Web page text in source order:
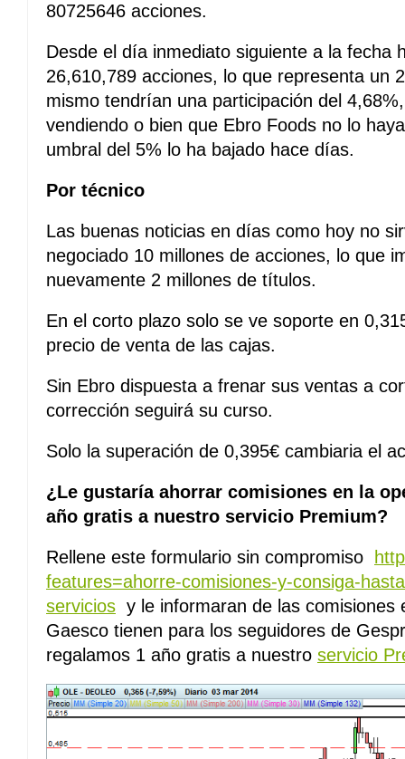
80725646 acciones.
Desde el día inmediato siguiente a la fecha
26,610,789 acciones, lo que representa un
mismo tendrían una participación del
vendiendo o bien que Ebro Foods no lo
umbral del 5% lo ha bajado hace días.
Por técnico
Las buenas noticias en días como hoy no
negociado 10 millones de acciones, lo que
nuevamente 2 millones de títulos.
En el corto plazo solo se ve soporte en
precio de venta de las cajas.
Sin Ebro dispuesta a frenar sus ventas a
corrección seguirá su curso.
Solo la superación de 0,395€ cambiaria el
¿Le gustaría ahorrar comisiones en la
año gratis a nuestro servicio Premium?
Rellene este formulario sin compromiso
features=ahorre-comisiones-y-consiga-
servicios y le informaran de las comisiones
Gaesco tienen para los seguidores de
regalamos 1 año gratis a nuestro servicio